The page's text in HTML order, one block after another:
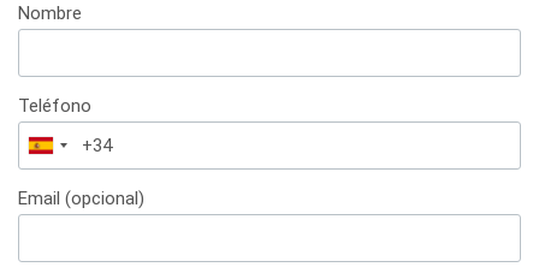
Nombre
Teléfono
España
+34
Email (opcional)